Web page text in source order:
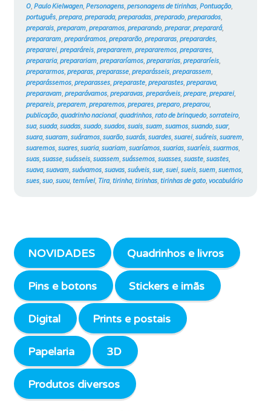
O, Paulo Kielwagen, Personagens, personagens de tirinhas, Pontuação,
português, prepara, preparada, preparadas, preparado, preparados,
preparais, preparam, preparamos, preparando, preparar, preparará,
prepararam, preparáramos, prepararão, prepararas, preparardes,
prepararei, preparáreis, prepararem, prepararemos, preparares,
prepararia, preparariam, prepararíamos, prepararias, prepararíeis,
prepararmos, preparas, preparasse, preparásseis, preparassem,
preparássemos, preparasses, preparaste, preparastes, preparava,
preparavam, preparávamos, preparavas, preparáveis, prepare, preparei,
prepareis, preparem, preparemos, prepares, preparo, preparou,
publicação, quadrinho nacional, quadrinhos, rato de brinquedo, sorrateiro,
sua, suada, suadas, suado, suados, suais, suam, suamos, suando, suar,
suara, suaram, suáramos, suarão, suarás, suardes, suarei, suáreis, suarem,
suaremos, suares, suaria, suariam, suaríamos, suarias, suaríeis, suarmos,
suas, suasse, suásseis, suassem, suássemos, suasses, suaste, suastes,
suava, suavam, suávamos, suavas, suáveis, sue, suei, sueis, suem, suemos,
sues, suo, suou, temível, Tira, tirinha, tirinhas, tirinhas de gato, vocabulário
NOVIDADES Quadrinhos e livros
Pins e botons Stickers e imãs
Digital Prints e postais
Papelaria 3D
Produtos diversos